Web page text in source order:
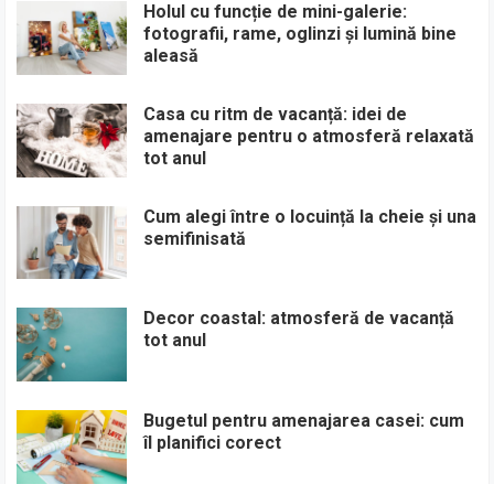
Holul cu funcție de mini-galerie:
fotografii, rame, oglinzi și lumină bine
aleasă
Casa cu ritm de vacanță: idei de
amenajare pentru o atmosferă relaxată
tot anul
Cum alegi între o locuință la cheie și una
semifinisată
Decor coastal: atmosferă de vacanță
tot anul
Bugetul pentru amenajarea casei: cum
îl planifici corect